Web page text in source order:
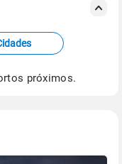
de Previsão
próximos.